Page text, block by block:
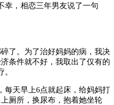
了。为了治好妈妈的病，我决
条件就不好，我取出了仅有的
每天早上6点就起床，给妈妈打
厕所，换尿布，抱着她坐轮